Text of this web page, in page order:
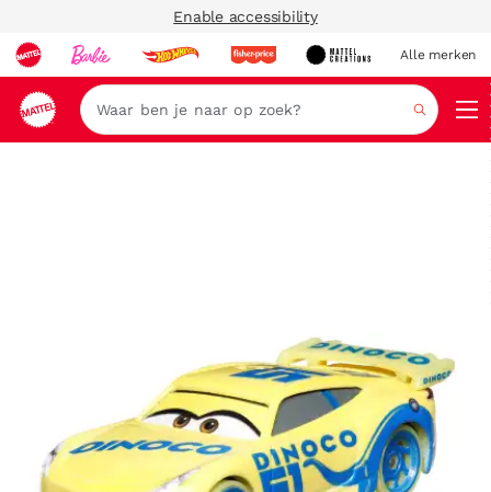
Enable accessibility
Alle merken
Zoeken